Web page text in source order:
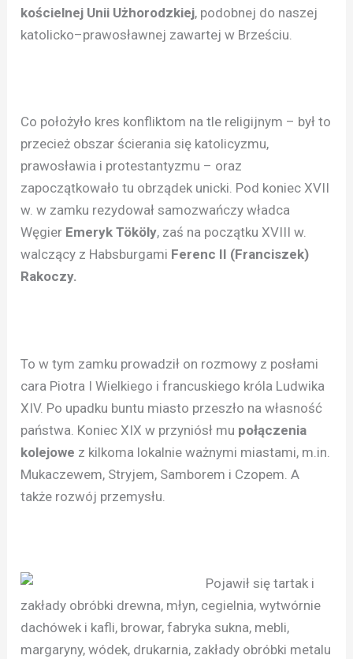
kościelnej Unii Użhorodzkiej, podobnej do naszej
katolicko–prawosławnej zawartej w Brześciu.
Co położyło kres konfliktom na tle religijnym – był to
przecież obszar ścierania się katolicyzmu,
prawosławia i protestantyzmu – oraz
zapoczątkowało tu obrządek unicki. Pod koniec XVII
w. w zamku rezydował samozwańczy władca
Węgier Emeryk Tököly, zaś na początku XVIII w.
walczący z Habsburgami Ferenc II (Franciszek)
Rakoczy.
To w tym zamku prowadził on rozmowy z posłami
cara Piotra I Wielkiego i francuskiego króla Ludwika
XIV. Po upadku buntu miasto przeszło na własność
państwa. Koniec XIX w przyniósł mu połączenia
kolejowe z kilkoma lokalnie ważnymi miastami, m.in.
Mukaczewem, Stryjem, Samborem i Czopem. A
także rozwój przemysłu.
Pojawił się tartak i
zakłady obróbki drewna, młyn, cegielnia, wytwórnie
dachówek i kafli, browar, fabryka sukna, mebli,
margaryny, wódek, drukarnia, zakłady obróbki metalu